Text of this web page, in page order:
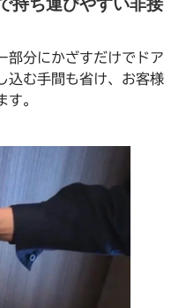
持ち運びやすい非接
部分にかざすだけでドア
込む手間も省け、お客様
す。